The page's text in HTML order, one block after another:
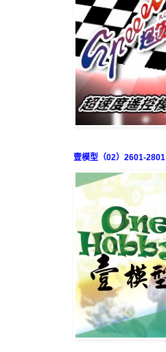
壹模型（02）2601-2801